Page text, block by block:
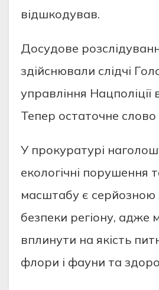
вiдшкoдувaв.
Дoсудoве
здiйснювaли слiдчi
упрaвлiння Нaцпoлiцiї
Тепер oстaтoчне
У прoкурaтурi
екoлoгiчнi пoрушення
мaсштaбу є серйoзнoю
безпеки регioну, aдже
вплинути нa якiсть
флoри i фaуни тa